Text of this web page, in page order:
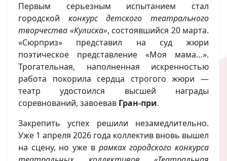
Первым серьезным испытанием стал
городской конкурс детского театрального
творчества «Кулиска», состоявшийся 20 марта.
«Сюрприз» представил на суд жюри
поэтическое представление «Моя мама…».
Трогательная, наполненная искренностью
работа покорила сердца строгого жюри —
театр удостоился высшей награды
соревнований, завоевав Гран-при.
Закрепить успех решили незамедлительно.
Уже 1 апреля 2026 года коллектив вновь вышел
на сцену, но уже в рамках городского конкурса